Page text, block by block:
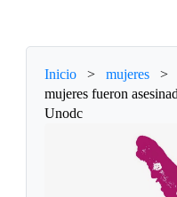
Inicio > mujeres >
mujeres fueron
Unodc